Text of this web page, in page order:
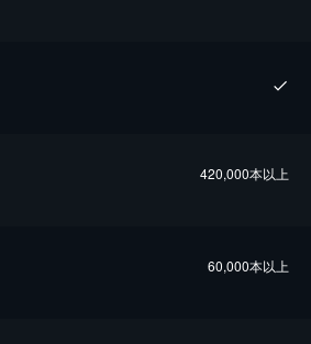
420,000本以上
60,000本以上